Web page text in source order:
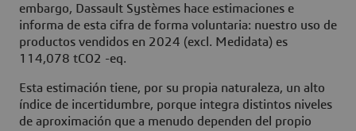
embargo, Dassault Systèmes hace estimaciones e
informa de esta cifra de forma voluntaria: nuestro uso de
productos vendidos en 2024 (excl. Medidata) es
114,078 tCO2 -eq.
Esta estimación tiene, por su propia naturaleza, un alto
índice de incertidumbre, porque integra distintos niveles
de aproximación que a menudo dependen del propio